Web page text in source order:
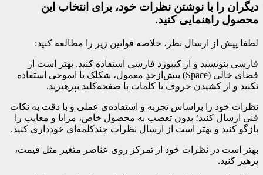
دیگران را با نوشتن نظرات خود، برای انتخاب این
محصول راهنمایی کنید.
لطفا پیش از ارسال نظر، خلاصه قوانین زیر را مطالعه کنید:
فارسی بنویسید و از کیبورد فارسی استفاده کنید. بهتر است از
فضای خالی (Space) بیش‌از‌حدِ معمول، شکلک یا ایموجی استفاده
نکنید و از کشیدن حروف یا کلمات با صفحه‌کلید بپرهیزید.
نظرات خود را براساس تجربه و استفاده‌ی عملی و با دقت به نکات
فنی ارسال کنید؛ بدون تعصب به محصول خاص، مزایا و معایب را
بازگو کنید و بهتر است از ارسال نظرات چندکلمه‌‌ای خودداری کنید.
بهتر است در نظرات خود از تمرکز روی عناصر متغیر مثل قیمت،
پرهیز کنید.